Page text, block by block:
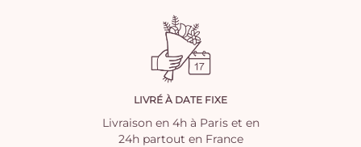
LIVRÉ À DATE FIXE
Livraison en 4h à Paris et en
24h partout en France